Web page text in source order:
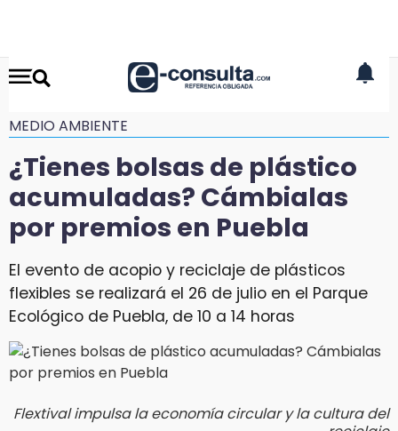
MEDIO AMBIENTE
¿Tienes bolsas de plástico
acumuladas? Cámbialas
por premios en Puebla
El evento de acopio y reciclaje de plásticos
flexibles se realizará el 26 de julio en el Parque
Ecológico de Puebla, de 10 a 14 horas
Flextival impulsa la economía circular y la cultura del